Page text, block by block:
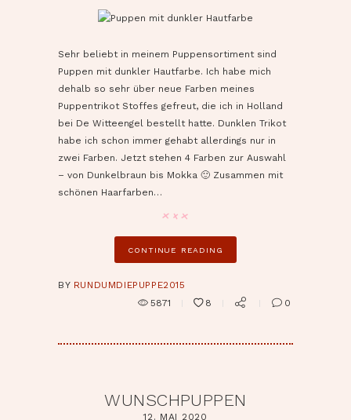
pin it
Sehr beliebt in meinem Puppensortiment sind
Puppen mit dunkler Hautfarbe. Ich habe mich
dehalb so sehr über neue Farben meines
Puppentrikot Stoffes gefreut, die ich in Holland
bei De Witteengel bestellt hatte. Dunklen Trikot
habe ich schon immer gehabt allerdings nur in
zwei Farben. Jetzt stehen 4 Farben zur Auswahl
– von Dunkelbraun bis Mokka 🙂 Zusammen mit
schönen Haarfarben…
CONTINUE READING
BY RUNDUMDIEPUPPE2015
5871
8 0
WUNSCHPUPPEN
12. MAI 2020